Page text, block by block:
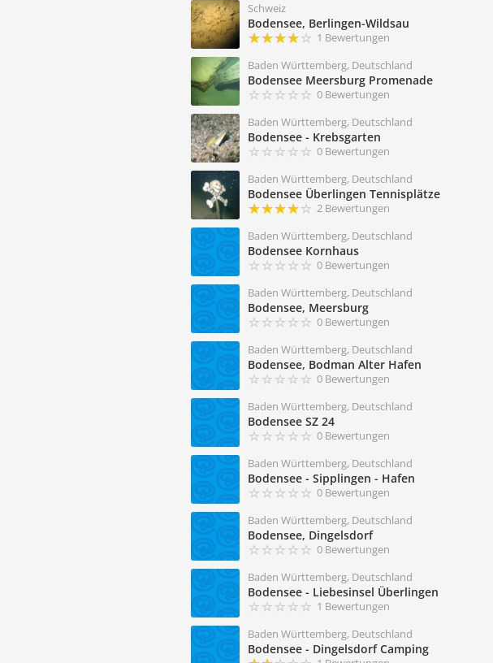
Schweiz
Bodensee, Berlingen-Wildsau
1 Bewertungen
Baden Württemberg, Deutschland
Bodensee Meersburg Promenade
0 Bewertungen
Baden Württemberg, Deutschland
Bodensee - Krebsgarten
0 Bewertungen
Baden Württemberg, Deutschland
Bodensee Überlingen Tennisplätze
2 Bewertungen
Baden Württemberg, Deutschland
Bodensee Kornhaus
0 Bewertungen
Baden Württemberg, Deutschland
Bodensee, Meersburg
0 Bewertungen
Baden Württemberg, Deutschland
Bodensee, Bodman Alter Hafen
0 Bewertungen
Baden Württemberg, Deutschland
Bodensee SZ 24
0 Bewertungen
Baden Württemberg, Deutschland
Bodensee - Sipplingen - Hafen
0 Bewertungen
Baden Württemberg, Deutschland
Bodensee, Dingelsdorf
0 Bewertungen
Baden Württemberg, Deutschland
Bodensee - Liebesinsel Überlingen
1 Bewertungen
Baden Württemberg, Deutschland
Bodensee - Dingelsdorf Camping